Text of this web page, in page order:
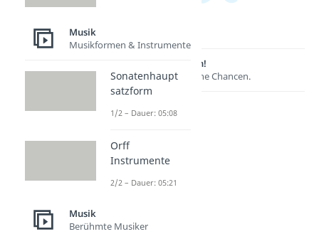
Lernen lohnt sich!
Entdecke hier deine Chancen.
Musik
Musikformen & Instrumente
Sonatenhaupt
satzform
1/2 – Dauer: 05:08
Orff
Instrumente
2/2 – Dauer: 05:21
Musik
Berühmte Musiker